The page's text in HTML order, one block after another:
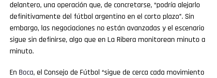
delantero, una operación que, de concretarse, “podría alejarlo
definitivamente del fútbol argentino en el corto plazo”. Sin
embargo, las negociaciones no están avanzadas y el escenario
sigue sin definirse, algo que en La Ribera monitorean minuto a
minuto.
En Boca, el Consejo de Fútbol “sigue de cerca cada movimiento